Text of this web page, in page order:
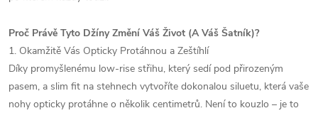
Proč Právě Tyto Džíny Změní Váš Život (A Váš Šatník)?
1. Okamžitě Vás Opticky Protáhnou a Zeštíhlí
Díky promyšlenému low-rise střihu, který sedí pod přirozeným
pasem, a slim fit na stehnech vytvoříte dokonalou siluetu, která vaše
nohy opticky protáhne o několik centimetrů. Není to kouzlo – je to